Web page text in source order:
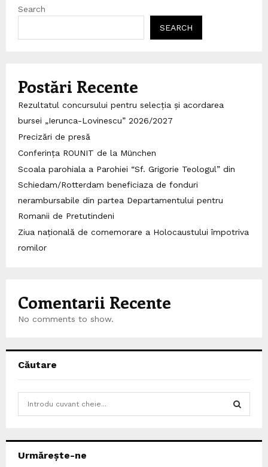
Search
SEARCH
Postări Recente
Rezultatul concursului pentru selecția și acordarea
bursei „Ierunca-Lovinescu” 2026/2027
Precizări de presă
Conferința ROUNIT de la München
Scoala parohiala a Parohiei “Sf. Grigorie Teologul” din
Schiedam/Rotterdam beneficiaza de fonduri
nerambursabile din partea Departamentului pentru
Romanii de Pretutindeni
Ziua națională de comemorare a Holocaustului împotriva
romilor
Comentarii Recente
No comments to show.
Căutare
h
Urmărește-ne